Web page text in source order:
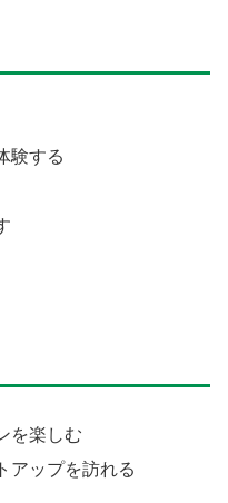
験する
を楽しむ
アップを訪れる